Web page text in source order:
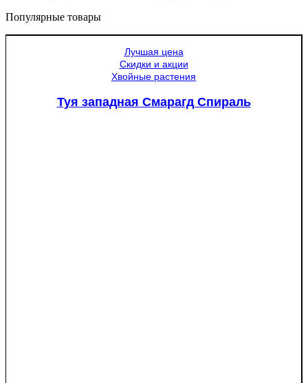
Популярные товары
Лучшая цена
Скидки и акции
Хвойные растения
Туя западная Смарагд Спираль